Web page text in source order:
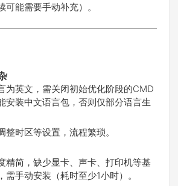
可能需要手动补充）。
为英文，需关闭初始优化阶段的CMD
安装中文语言包，否则仅部分语言生
整时区等设置，流程繁琐。
精简，缺少显卡、声卡、打印机等基
需手动安装（耗时至少1小时）。